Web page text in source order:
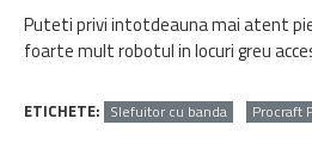
Puteti privi intotdeauna mai atent
foarte mult robotul in locuri greu
ETICHETE: Slefuitor cu banda Procraft